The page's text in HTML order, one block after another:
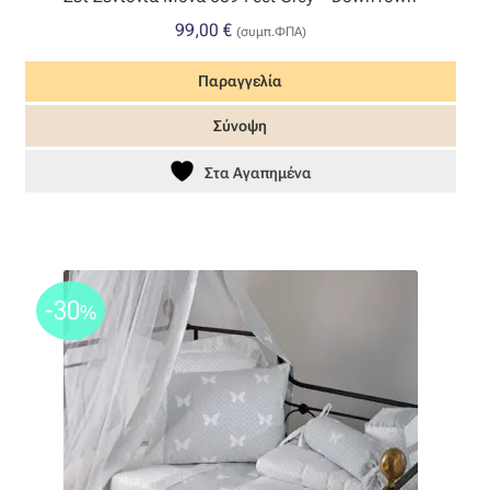
ΠΙΣΤΟΠΟΙΗΣΕΙΣ ΧΑΛΙΩΝ COLORE COLORI
Ταμείο
99,00 € (συμπ.ΦΠΑ)
Παραγγελία
Σύνοψη
Στα Αγαπημένα
-30%